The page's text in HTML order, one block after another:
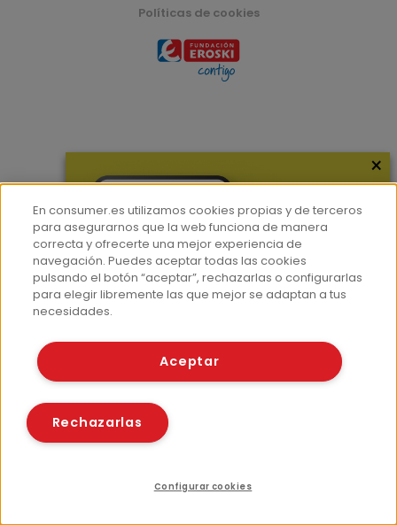
Políticas de cookies
×
En consumer.es utilizamos cookies propias y de terceros
para asegurarnos que la web funciona de manera
correcta y ofrecerte una mejor experiencia de
navegación. Puedes aceptar todas las cookies
pulsando el botón “aceptar”, rechazarlas o configurarlas
para elegir libremente las que mejor se adaptan a tus
necesidades.
Aceptar
Rechazarlas
Configurar cookies